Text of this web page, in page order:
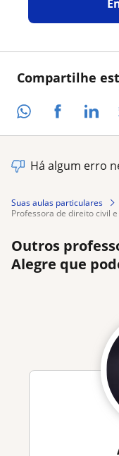
Compartilhe
Há algum erro
Suas aulas particulares
professora de direito civil
Outros
Alegre que